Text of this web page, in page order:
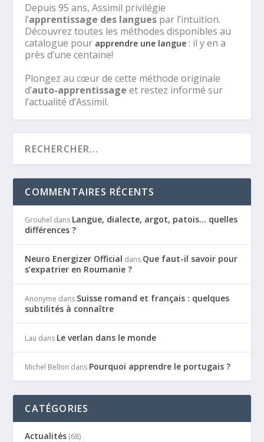
Depuis 95 ans, Assimil privilégie
l’apprentissage des langues par l’intuition.
Découvrez toutes les méthodes disponibles au
catalogue pour apprendre une langue : il y en a
près d’une centaine!
Plongez au cœur de cette méthode originale
d’auto-apprentissage et restez informé sur
l’actualité d’Assimil.
COMMENTAIRES RÉCENTS
Grouhel dans Langue, dialecte, argot, patois… quelles
différences ?
Neuro Energizer Official dans Que faut-il savoir pour
s’expatrier en Roumanie ?
Anonyme dans Suisse romand et français : quelques
subtilités à connaître
Lau dans Le verlan dans le monde
Michel Bellon dans Pourquoi apprendre le portugais ?
CATÉGORIES
Actualités (68)